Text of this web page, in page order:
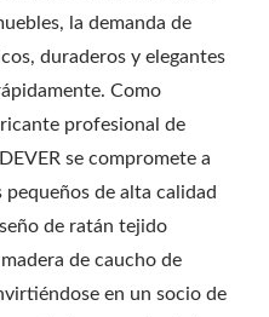
la demanda de
duraderos y elegantes
Como
profesional de
se compromete a
de alta calidad
de ratán tejido
de caucho de
en un socio de